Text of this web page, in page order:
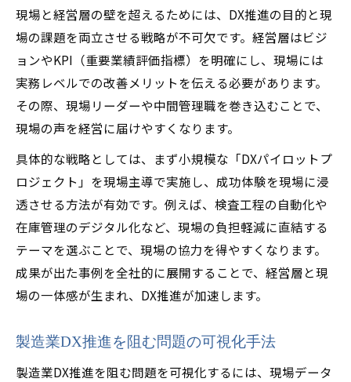
現場と経営層の壁を超えるためには、DX推進の目的と現
場の課題を両立させる戦略が不可欠です。経営層はビジ
ョンやKPI（重要業績評価指標）を明確にし、現場には
実務レベルでの改善メリットを伝える必要があります。
その際、現場リーダーや中間管理職を巻き込むことで、
現場の声を経営に届けやすくなります。
具体的な戦略としては、まず小規模な「DXパイロットプ
ロジェクト」を現場主導で実施し、成功体験を現場に浸
透させる方法が有効です。例えば、検査工程の自動化や
在庫管理のデジタル化など、現場の負担軽減に直結する
テーマを選ぶことで、現場の協力を得やすくなります。
成果が出た事例を全社的に展開することで、経営層と現
場の一体感が生まれ、DX推進が加速します。
製造業DX推進を阻む問題の可視化手法
製造業DX推進を阻む問題を可視化するには、現場データ